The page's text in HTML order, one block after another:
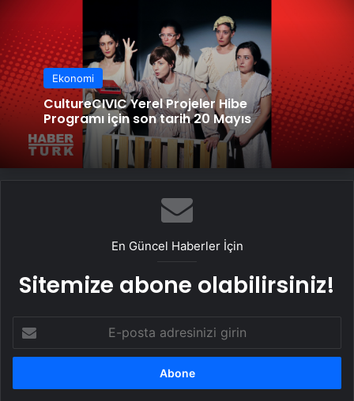
Ekonomi
CultureCIVIC Yerel Projeler Hibe
Programı için son tarih 20 Mayıs
En Güncel Haberler İçin
Sitemize abone olabilirsiniz!
posta
adresinizi